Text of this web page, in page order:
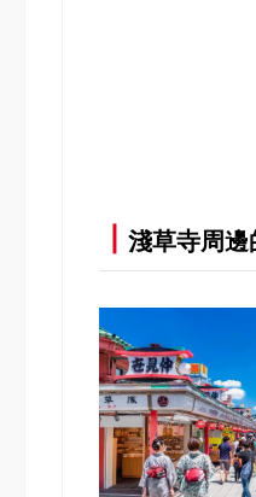
淺草寺周邊